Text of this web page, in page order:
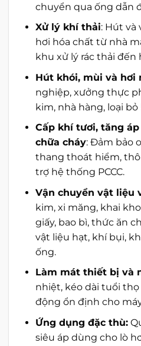
chuyển qua ống dẫn
Xử lý khí thải: Hút và
hơi hóa chất từ nhà
khu xử lý rác thải đến
Hút khói, mùi và hơi
nghiệp, xưởng thực
kim, nhà hàng, loại
Cấp khí tươi, tăng
chữa cháy: Đảm bảo
thang thoát hiểm,
trợ hệ thống PCCC.
Vận chuyển vật liệu
kim, xi măng, khai
giấy, bao bì, thức ăn
vật liệu hạt, khí bụi,
ống.
Làm mát thiết bị và
nhiệt, kéo dài tuổi
động ổn định cho
Ứng dụng đặc thù:
siêu áp dùng cho lò